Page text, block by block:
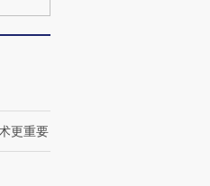
更重要